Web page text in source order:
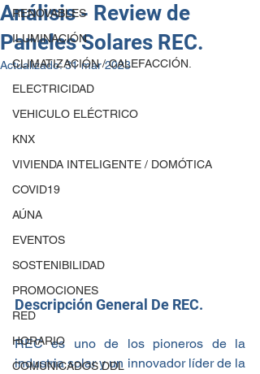
RENOVABLES
ILUMINACIÓN
CLIMATIZACIÓN / CALEFACCIÓN.
ELECTRICIDAD
VEHICULO ELÉCTRICO
KNX
VIVIENDA INTELIGENTE / DOMÓTICA
COVID19
AÚNA
EVENTOS
SOSTENIBILIDAD
PROMOCIONES
RED
HORARIO
COMUNICADOS DDL
Análisis - Review de
Paneles Solares REC.
Actualizado:31 mar 2023
Descripción General De REC.
REC es uno de los pioneros de la
industria solar y un innovador líder de la